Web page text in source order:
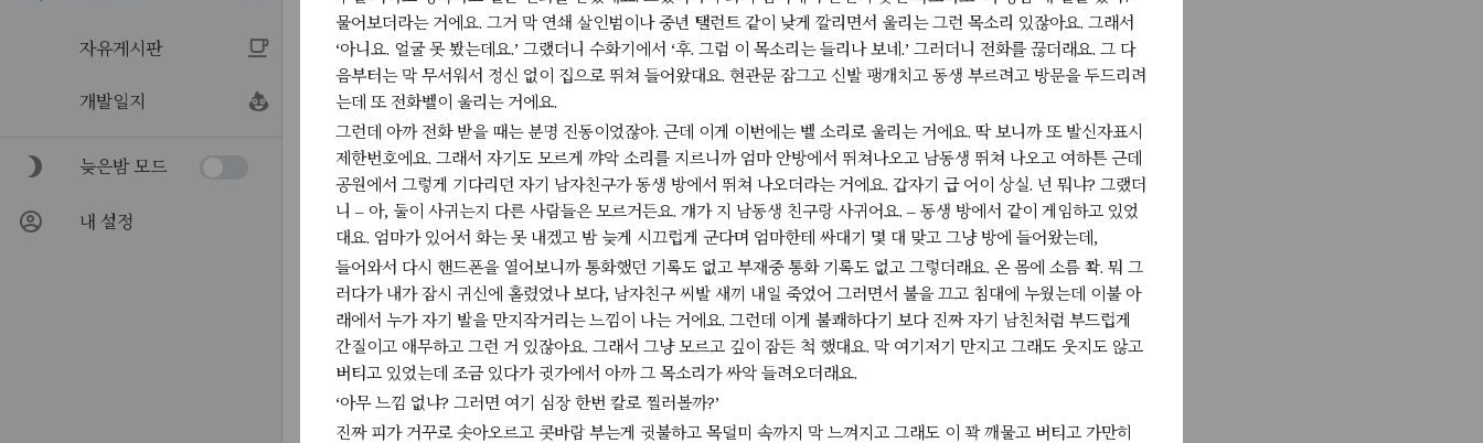
자유게시판
개발일지
늦은밤 모드
내 설정
다. 컴퓨터 모니터 아
중고인간 5 [ 나의 글 ] 31 2022년 1월 14일
어쨌든 그렇게 전망이 넓게 트여 있는 곳에서 아내가 폐쇄 공포증을 가지게 된 이
유를 나는 그 작은 판자집으로 두고 있었고 58평 아파트를 자랑하며 마음을 사로
잡아 결혼에도 골인 할
중고인간 4
‘40년을 살아오면서 나는 잠을 자는데 얼마만큼의 시간을 할애 했을까. 15년 쯤
될까, 20년 쯤 될까.’ 그런 생각이 들었다. 숱하게 잠을 자봤지만 잠을 자며 무슨
소리를 들었
중고인간 3 [ 나의 글 ] 48 2022년 1월 14일
“그러니까 그 곳이 그늘진 곳이라 좀 무섭기도 하고 의자에 물이 먹어 엉덩이가
축축하게 젖는 거 같기도 해서 그 비석 아래로 내려와 쭈그려 앉았대요. 계속 기
다리다 기다리다 아 이
중고인간 2 [ 나의 글 ] 54 2022년 1월 14일
여름이었고 밖에는 비가 오고 있었다.“아버지는 어디 가셨나?”양파링 한 봉지와
참이슬 한 병을 계산대 위에 올려놓으며 멍하니 창 밖을 바라보고 있는 들창코 여
중생에게 말을 건넸다.
중고인간 1 [ 나의 글 ] 91 2022년 1월 14일
나는 잠을 자고 있었다. 피곤을 달고 다니는 대부분의 사람들이 그렇듯이 그때 나
는 이빨을 조금 갈고 있었다. 컴퓨터 모니터 아래 파란색 전원 버튼이 점멸하고
새벽 2시 스스로 켜진
Javascript도 넣고console.log('우왕');무난무난
물어보더라는 거에요. 그거 막 연쇄 살인범이나 중년 탤런트 같이 낮게 깔리면서 울리는 그런 목소리 있잖아요. 그래서
‘아니요. 얼굴 못 봤는데요.’ 그랬더니 수화기에서 ‘후. 그럼 이 목소리는 들리나 보네.’ 그러더니 전화를 끊더래요. 그 다
음부터는 막 무서워서 정신 없이 집으로 뛰쳐 들어왔대요. 현관문 잠그고 신발 팽개치고 동생 부르려고 방문을 두드리려
는데 또 전화벨이 울리는 거에요.
그런데 아까 전화 받을 때는 분명 진동이었잖아. 근데 이게 이번에는 벨 소리로 울리는 거에요. 딱 보니까 또 발신자표시
제한번호에요. 그래서 자기도 모르게 꺄악 소리를 지르니까 엄마 안방에서 뛰쳐나오고 남동생 뛰쳐 나오고 여하튼 근데
공원에서 그렇게 기다리던 자기 남자친구가 동생 방에서 뛰쳐 나오더라는 거에요. 갑자기 급 어이 상실. 넌 뭐냐? 그랬더
니 – 아, 둘이 사귀는지 다른 사람들은 모르거든요. 걔가 지 남동생 친구랑 사귀어요. – 동생 방에서 같이 게임하고 있었
대요. 엄마가 있어서 화는 못 내겠고 밤 늦게 시끄럽게 군다며 엄마한테 싸대기 몇 대 맞고 그냥 방에 들어왔는데,
들어와서 다시 핸드폰을 열어보니까 통화했던 기록도 없고 부재중 통화 기록도 없고 그렇더래요. 온 몸에 소름 쫙. 뭐 그
러다가 내가 잠시 귀신에 홀렸었나 보다, 남자친구 씨발 새끼 내일 죽었어 그러면서 불을 끄고 침대에 누웠는데 이불 아
래에서 누가 자기 발을 만지작거리는 느낌이 나는 거에요. 그런데 이게 불쾌하다기 보다 진짜 자기 남친처럼 부드럽게
간질이고 애무하고 그런 거 있잖아요. 그래서 그냥 모르고 깊이 잠든 척 했대요. 막 여기저기 만지고 그래도 웃지도 않고
버티고 있었는데 조금 있다가 귓가에서 아까 그 목소리가 싸악 들려오더래요.
‘아무 느낌 없냐? 그러면 여기 심장 한번 칼로 찔러볼까?’
진짜 피가 거꾸로 솟아오르고 콧바람 부는게 귓불하고 목덜미 속까지 막 느껴지고 그래도 이 꽉 깨물고 버티고 가만히